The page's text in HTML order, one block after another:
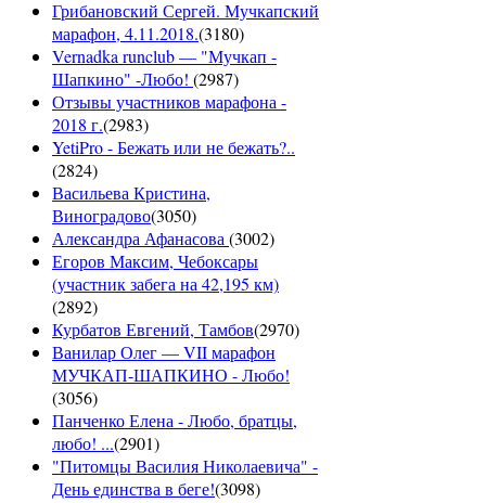
Грибановский Сергей. Мучкапский
марафон, 4.11.2018.(3180)
Vernadka runclub — "Мучкап -
Шапкино" -Любо! (2987)
Отзывы участников марафона -
2018 г.(2983)
YetiPro - Бежать или не бежать?..
(2824)
Васильева Кристина,
Виноградово(3050)
Александра Афанасова(3002)
Егоров Максим, Чебоксары
(участник забега на 42,195 км)
(2892)
Курбатов Евгений, Тамбов(2970)
Ванилар Олег — VII марафон
МУЧКАП-ШАПКИНО - Любо!
(3056)
Панченко Елена - Любо, братцы,
любо! ...(2901)
"Питомцы Василия Николаевича" -
День единства в беге!(3098)